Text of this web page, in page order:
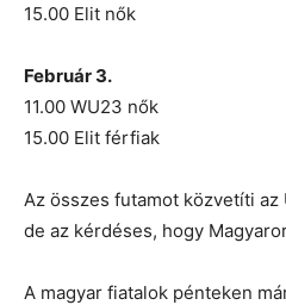
15.00 Elit nők
Február 3.
11.00 WU23 nők
15.00 Elit férfiak
Az összes futamot közvetíti az
de az kérdéses, hogy
A magyar fiatalok pénteken